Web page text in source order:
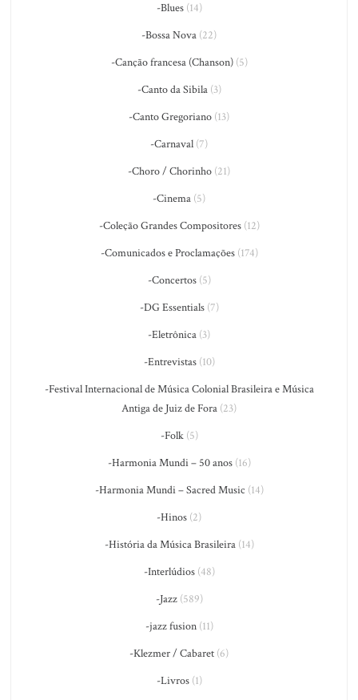
-Blues(14)
-Bossa Nova (22)
-Canção francesa (Chanson)(5)
-Canto da Sibila(3)
-Canto Gregoriano (13)
-Carnaval (7)
-Choro / Chorinho (21)
-Cinema (5)
-Coleção Grandes Compositores(12)
-Comunicados e Proclamações(174)
-Concertos(5)
-DG Essentials(7)
-Eletrônica (3)
-Entrevistas(10)
-Festival Internacional de Música Colonial Brasileira e Música
Antiga de Juiz de Fora (23)
-Folk(5)
-Harmonia Mundi – 50 anos(16)
-Harmonia Mundi – Sacred Music (14)
-Hinos (2)
-História da Música Brasileira(14)
-Interlúdios(48)
-Jazz(589)
-jazz fusion(11)
-Klezmer / Cabaret (6)
-Livros(1)